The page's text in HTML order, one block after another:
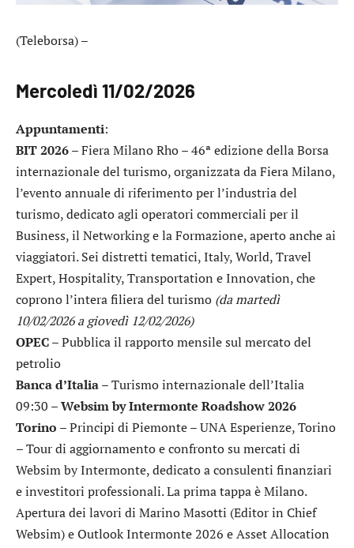
(Teleborsa) –
Mercoledì 11/02/2026
Appuntamenti:
BIT 2026– Fiera Milano Rho – 46ª edizione della Borsa
internazionale del turismo, organizzata da Fiera Milano,
l’evento annuale di riferimento per l’industria del
turismo, dedicato agli operatori commerciali per il
Business, il Networking e la Formazione, aperto anche ai
viaggiatori. Sei distretti tematici, Italy, World, Travel
Expert, Hospitality, Transportation e Innovation, che
coprono l’intera filiera del turismo (da martedì
10/02/2026 a giovedì 12/02/2026)
OPEC– Pubblica il rapporto mensile sul mercato del
petrolio
Banca d’Italia– Turismo internazionale dell’Italia
09:30 –Websim by Intermonte Roadshow 2026
Torino – Principi di Piemonte – UNA Esperienze, Torino
– Tour di aggiornamento e confronto su mercati di
Websim by Intermonte, dedicato a consulenti finanziari
e investitori professionali. La prima tappa è Milano.
Apertura dei lavori di Marino Masotti (Editor in Chief
Websim) e Outlook Intermonte 2026 e Asset Allocation